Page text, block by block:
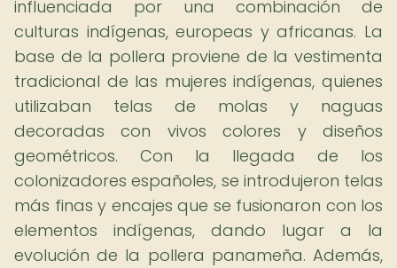
influenciada por una combinación de
culturas indígenas, europeas y africanas. La
base de la pollera proviene de la vestimenta
tradicional de las mujeres indígenas, quienes
utilizaban telas de molas y naguas
decoradas con vivos colores y diseños
geométricos. Con la llegada de los
colonizadores españoles, se introdujeron telas
más finas y encajes que se fusionaron con los
elementos indígenas, dando lugar a la
evolución de la pollera panameña. Además,